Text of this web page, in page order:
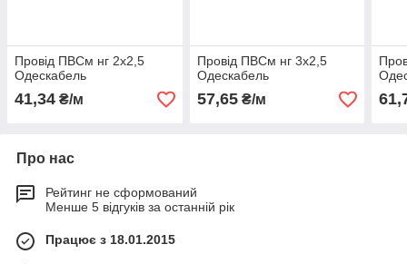
Провід ПВСм нг 2x2,5
Одескабель
41,34 ₴/м
Провід ПВСм нг 3x2,5
Одескабель
57,65₴/м
Про нас
Рейтинг не сформований
Менше 5 відгуків за останній рік
Працює з 18.01.2015